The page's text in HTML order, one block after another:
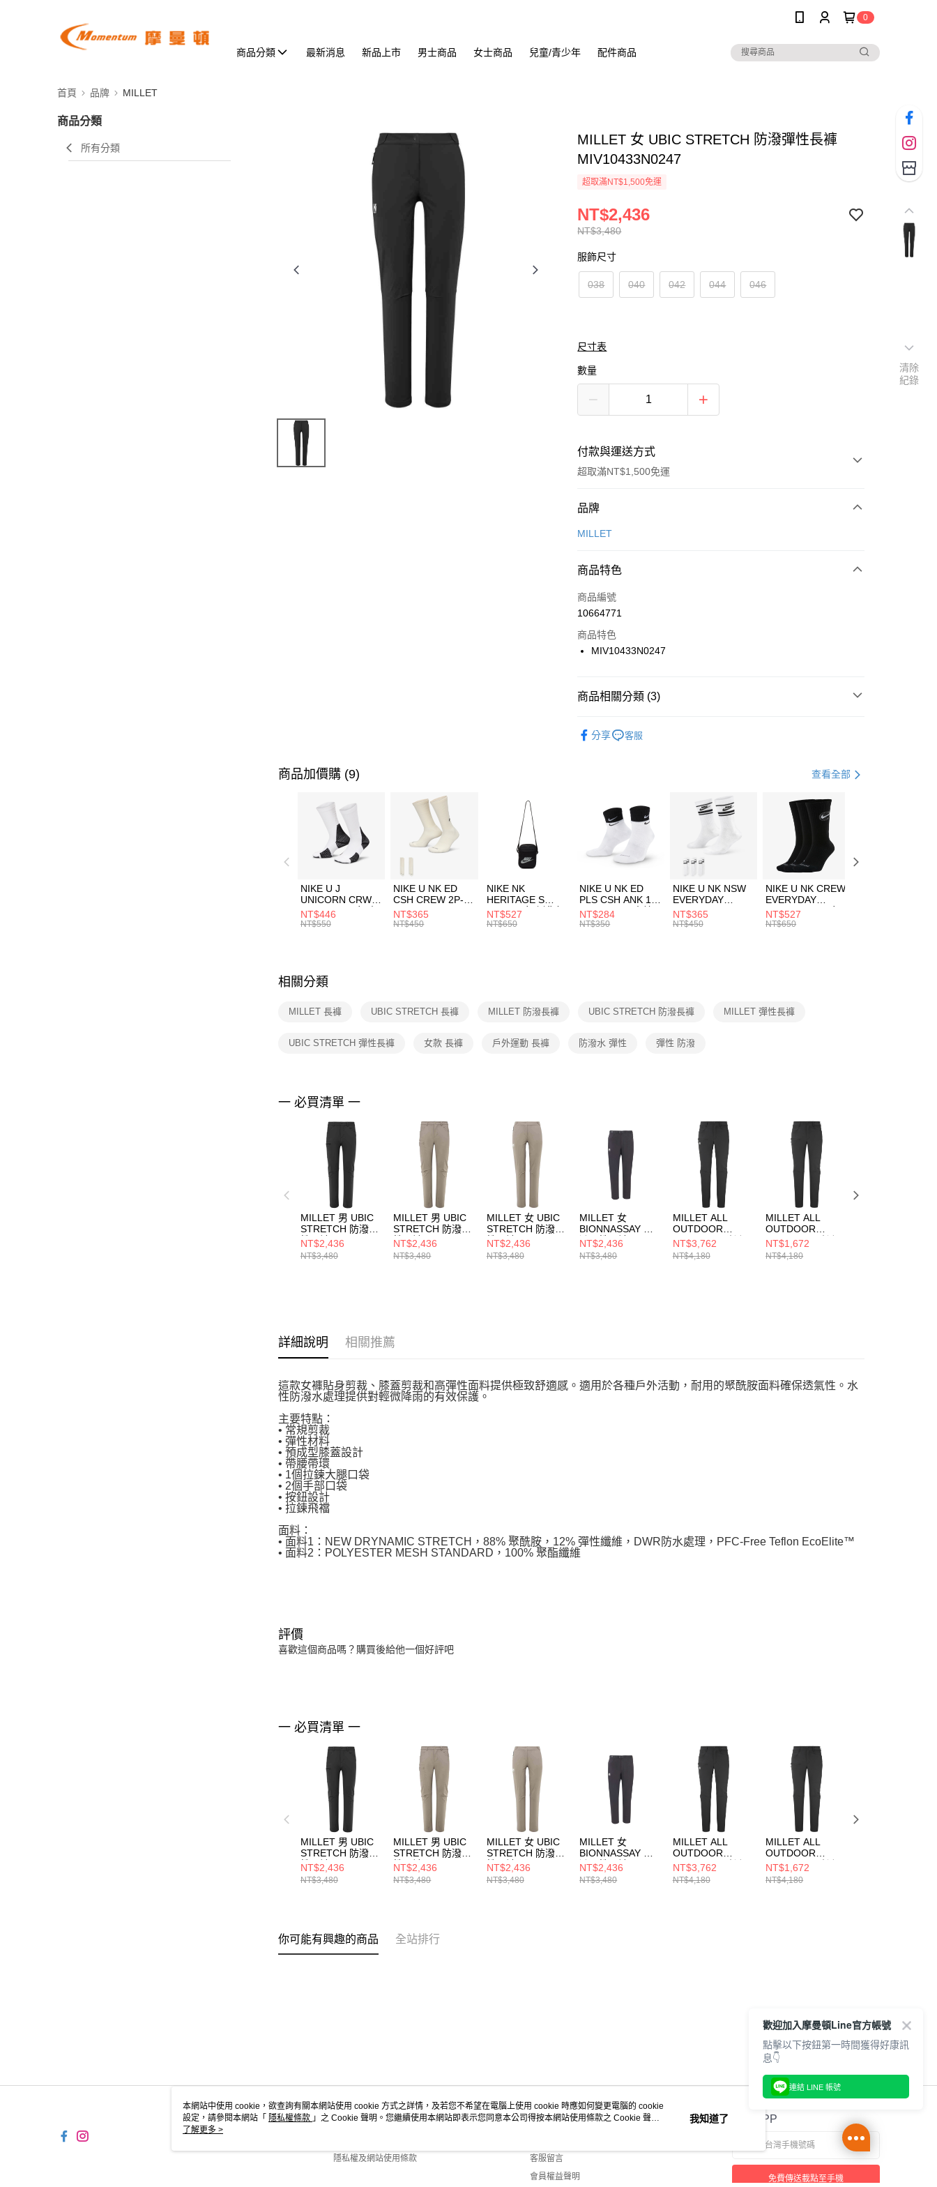
0
商品分類 最新消息 新品上市 男士商品 女士商品 兒童/青少年 配件商品
首頁 品牌 MILLET
商品分類
所有分類
MILLET 女 UBIC STRETCH 防潑彈性長褲
MIV10433N0247
超取滿NT$1,500免運
NT$3,480
NT$2,436
服飾尺寸
038 040 042 044 046
尺寸表
數量
付款與運送方式
超取滿NT$1,500免運
付款方式
信用卡一次付款
合作金庫商業銀行
華南商業銀行
上海商業儲蓄銀行
國泰世華商業銀行
聯邦商業銀行
台新國際商業銀行
LINE Pay
Apple Pay
【關於「AFTEE先享後付」】
３．安心：先確認商品／服務後，再付款。
【「AFTEE先享後付」結帳流程】
１．於結帳方式選擇「AFTEE先享後付」後，將跳轉至「AFTEE先享後
付」結帳頁面，進行簡訊認證並確認金額後，即可完成結帳。
２．訂單成立數日內，您將收到繳費通知簡訊。
３．收到繳費通知簡訊後14天內，點擊此簡訊中的連結，可透過四大超商
／ATM／網路銀行／等多元方式進行付款，方視為交易完成。
※ 請注意：結帳手續完成當下不需立刻繳費，但若您需要取消訂單，請聯
絡購買商品的店家。未經商家同意取消之訂單仍視為有效，需透過AFTEE
先享後付繳納相關費用。
１．透過由恩沛科技股份有限公司提供之「AFTEE先享後付」服務完成之
交易，需依本服務之必要範圍內提供個人資料，並將交易相關給付款項請
２．關於個人資料處理事宜，請瀏覽以下網址：
結果請求用戶進行身份認證。
５．嚴禁一人註冊多個帳號或使用他人資訊註冊。若發現惡意使用之情
形，恩沛科技股份有限公司將有權停止該用戶之使用額度並採取法律行
每筆NT$100，滿NT$1,500(含以上)免運費
每筆NT$100，滿NT$1,500(含以上)免運費
付款後門市自取
每筆NT$100，滿NT$1,500(含以上)免運費
品牌
MILLET
商品特色
商品編號
10664771
商品特色
MIV10433N0247
商品相關分類 (3)
分享 客服
商品加價購 (9) 查看全部
NIKE U J
UNICORN CRW
1PR -160 男女 中
統襪 FZ3393100
NT$446
NT$550
NIKE U NK ED
CSH CREW 2P-
144 EMBRDY 男
女 短統襪
NT$365
NT$450
NIKE NK
HERITAGE S
SMIT 男女 側背包
BA5871010
NT$527
NT$650
NIKE U NK ED
PLS CSH ANK 1P
144 DBL 男 中統
襪 DH4058104
NT$284
NT$350
NIKE U NK NSW
EVERYDAY
ESSENTIAL CR
男女 短統襪
NT$365
NT$450
NIKE U NK CREW
EVERYDAY
BBALL 3PR 男女
長統襪
NT$527
NT$650
相關分類
MILLET 長褲 UBIC STRETCH 長褲 MILLET 防潑長褲 UBIC STRETCH 防潑長褲 MILLET 彈性長褲
UBIC STRETCH 彈性長褲 女款 長褲 戶外運動 長褲 防潑水 彈性 彈性 防潑
一 必買清單 一
MILLET 男 UBIC
STRETCH 防潑彈
性長褲
MIV10429N0247
NT$2,436
NT$3,480
MILLET 男 UBIC
STRETCH 防潑彈
性長褲
MIV10429N9904
NT$2,436
NT$3,480
MILLET 女 UBIC
STRETCH 防潑彈
性長褲
MIV10433N9904
NT$2,436
NT$3,480
MILLET 女
BIONNASSAY 防
潑彈性長褲
MIV03223N0247
NT$2,436
NT$3,480
MILLET ALL
OUTDOOR
XCS100 男 防潑彈
性長褲
MIV9873N0247
NT$3,762
NT$4,180
MILLET ALL
OUTDOOR
XCS100 男 防潑彈
性長褲
MIV98730247
NT$1,672
NT$4,180
詳細說明 相關推薦
這款女褲貼身剪裁、膝蓋剪裁和高彈性面料提供極致舒適感。適用於各種戶外活動，耐用的聚酰胺面料確保透氣性。水
性防潑水處理提供對輕微降雨的有效保護。
主要特點：
• 常規剪裁
• 彈性材料
• 預成型膝蓋設計
• 帶腰帶環
• 1個拉鍊大腿口袋
• 2個手部口袋
• 按鈕設計
• 拉鍊飛襠
面料：
• 面料1：NEW DRYNAMIC STRETCH，88% 聚酰胺，12% 彈性纖維，DWR防水處理，PFC-Free Teflon EcoElite™
• 面料2：POLYESTER MESH STANDARD，100% 聚酯纖維
評價
喜歡這個商品嗎？購買後給他一個好評吧
一 必買清單 一
MILLET 男 UBIC
STRETCH 防潑彈
性長褲
MIV10429N0247
NT$2,436
NT$3,480
MILLET 男 UBIC
STRETCH 防潑彈
性長褲
MIV10429N9904
NT$2,436
NT$3,480
MILLET 女 UBIC
STRETCH 防潑彈
性長褲
MIV10433N9904
NT$2,436
NT$3,480
MILLET 女
BIONNASSAY 防
潑彈性長褲
MIV03223N0247
NT$2,436
NT$3,480
MILLET ALL
OUTDOOR
XCS100 男 防潑彈
性長褲
MIV9873N0247
NT$3,762
NT$4,180
MILLET ALL
OUTDOOR
XCS100 男 防潑彈
性長褲
MIV98730247
NT$1,672
NT$4,180
你可能有興趣的商品 全站排行
關於我們
隱私權及網站使用條款
客服資訊
客服留言
會員權益聲明
官方APP
免費傳送載點至手機
清除
紀錄
本網站中使用 cookie，欲查詢有關本網站使用 cookie 方式之詳情，及若您不希望在電腦上使用 cookie 時應如何變更電腦的 cookie
設定，請參閱本網站「 隱私權條款 」之 Cookie 聲明。您繼續使用本網站即表示您同意本公司得按本網站使用條款之 Cookie 聲明
使用 cookie。
了解更多 >
我知道了
歡迎加入摩曼頓Line官方帳號
點擊以下按鈕第一時間獲得好康訊
息👇
連結 LINE 帳號